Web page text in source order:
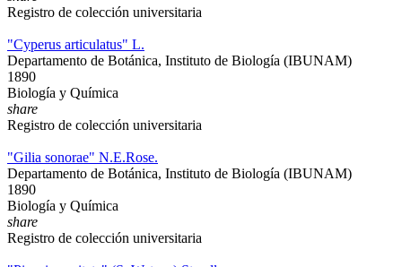
Registro de colección universitaria
"Cyperus articulatus" L.
Departamento de Botánica, Instituto de Biología (IBUNAM)
1890
Biología y Química
share
Registro de colección universitaria
"Gilia sonorae" N.E.Rose.
Departamento de Botánica, Instituto de Biología (IBUNAM)
1890
Biología y Química
share
Registro de colección universitaria